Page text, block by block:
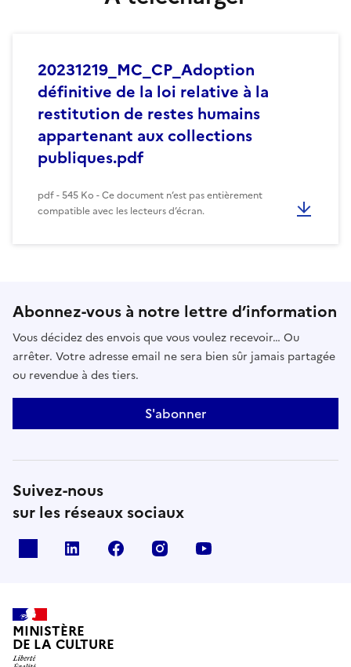
20231219_MC_CP_Adoption
définitive de la loi relative à la
restitution de restes humains
appartenant aux collections
publiques.pdf
pdf - 545 Ko - Ce document n’est pas entièrement
compatible avec les lecteurs d’écran.
Abonnez-vous à notre lettre d’information
Vous décidez des envois que vous voulez recevoir… Ou
arrêter. Votre adresse email ne sera bien sûr jamais partagée
ou revendue à des tiers.
S'abonner
Suivez-nous
sur les réseaux sociaux
linkedin facebook instagram
MINISTÈRE
DE LA CULTURE